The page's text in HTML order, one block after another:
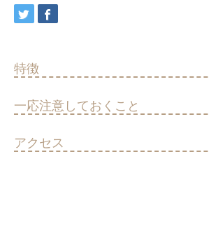
特徴
一応注意しておくこと
アクセス